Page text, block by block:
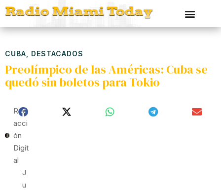
CUBA DESTACADOS
Preolímpico de las Américas: Cuba se
quedó sin boletos para Tokio
Red
Acci
Ón
Digit
Al
J
U